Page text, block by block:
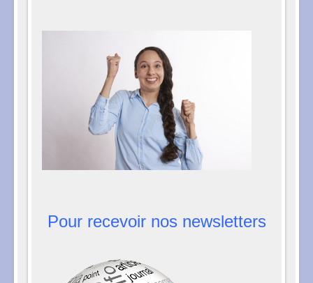
Pour recevoir nos newsletters